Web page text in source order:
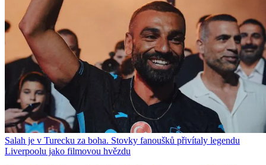
Salah je v Turecku za boha. Stovky fanoušků přivítaly legendu
Liverpoolu jako filmovou hvězdu